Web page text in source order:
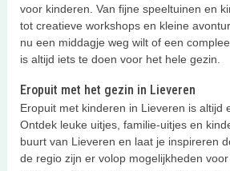
voor kinderen. Van fijne speeltuinen en
tot creatieve workshops en kleine
nu een middagje weg wilt of een
is altijd iets te doen voor het hele gezin.
Eropuit met het gezin in Lieveren
Eropuit met kinderen in Lieveren is altijd
Ontdek leuke uitjes, familie-uitjes en
buurt van Lieveren en laat je inspireren
de regio zijn er volop mogelijkheden